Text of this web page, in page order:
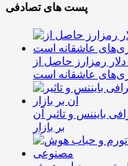
پست های تصادفی
۲۵ میلیون دلار رمزارز حاصل از
عاشقانه است
صرافی بایننس و تاثیر آن
بر بازار